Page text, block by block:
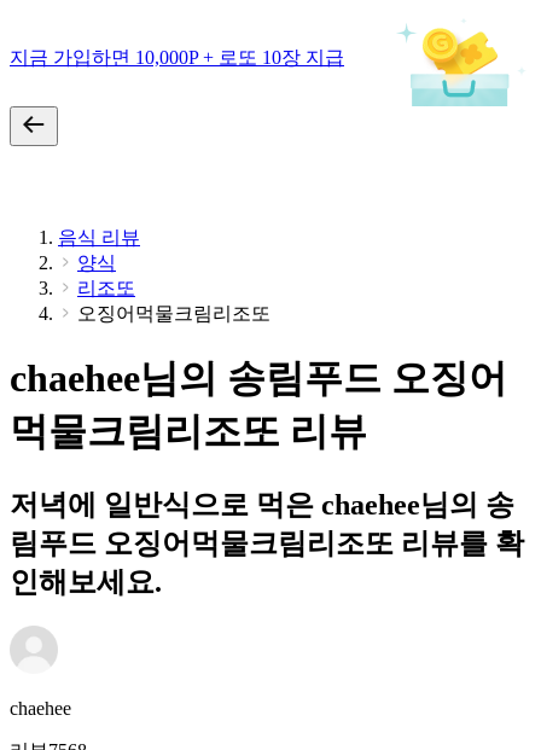
지금 가입하면 10,000P + 로또 10장 지급
음식 리뷰
양식
리조또
오징어먹물크림리조또
chaehee님의 송림푸드 오징어
먹물크림리조또 리뷰
저녁에 일반식으로 먹은 chaehee님의 송
림푸드 오징어먹물크림리조또 리뷰를 확
인해보세요.
chaehee